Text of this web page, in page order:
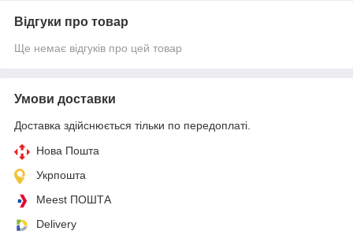
Відгуки про товар
Ще немає відгуків про цей товар
Умови доставки
Доставка здійснюється тільки по передоплаті.
Нова Пошта
Укрпошта
Meest ПОШТА
Delivery